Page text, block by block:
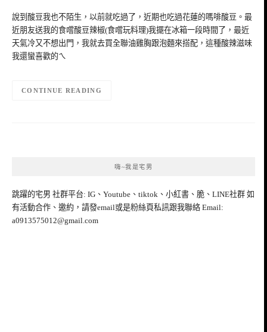
說到酸豆我也不陌生，以前就吃過了，近期也吃過花蓮的嗎啡酸豆。最
近朋友送我的食嚐酸豆辣椒(食嚐玩料理)我擺在冰箱一段時間了，最近
天氣冷又不想出門，我就去買全聯油雞胸跟泡麵來搭配，這種酸辣滋味
我還蠻喜歡的ㄟ
CONTINUE READING
嗨~我是宅男
跳躍的宅男 社群平台: IG、Youtube、tiktok、小紅書、脆、LINE社群 如
有活動合作、邀約，請發email或是粉絲頁私訊跟我聯絡 Email:
a0913575012@gmail.com